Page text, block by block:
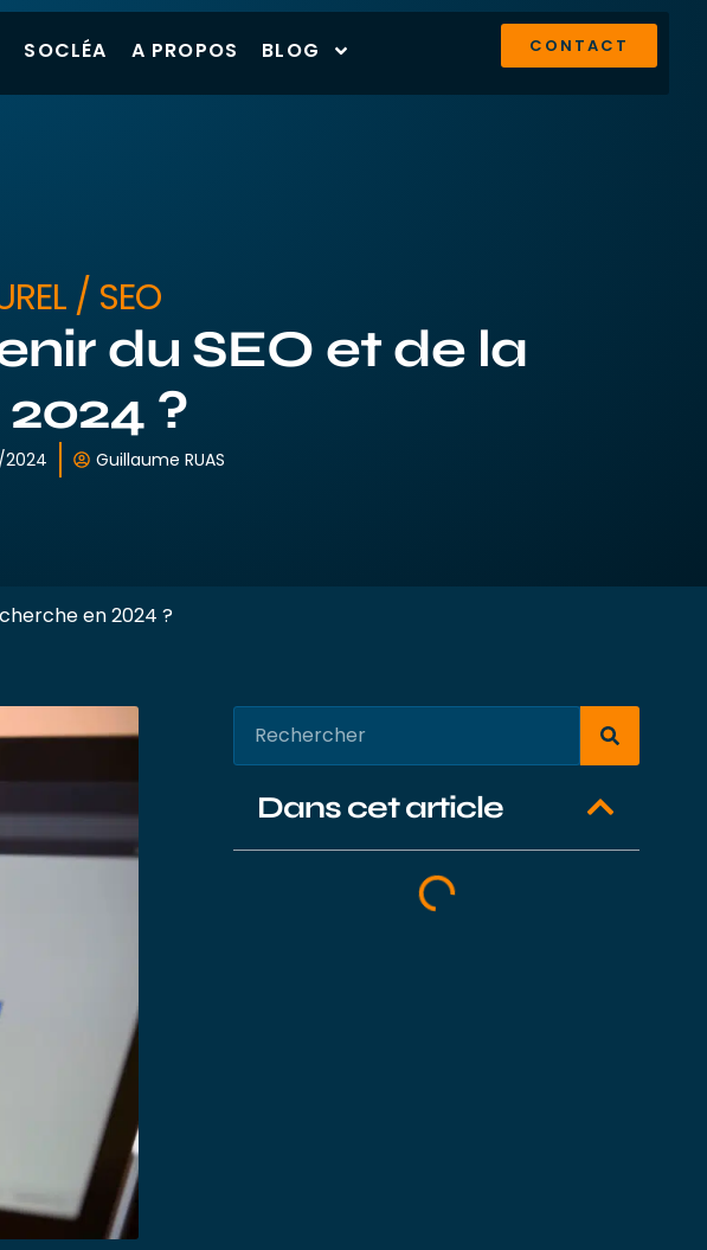
SOCLÉA A PROPOS BLOG CONTACT
/ SEO
du SEO et de la
?
2024 Guillaume RUAS
en 2024 ?
Dans cet article